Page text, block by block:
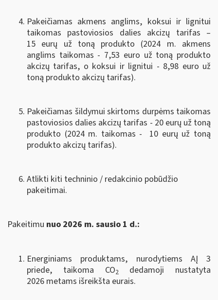
Pakeičiamas akmens anglims, koksui ir lignitui
taikomas pastoviosios dalies akcizų tarifas –
15 eurų už toną produkto (2024 m. akmens
anglims taikomas - 7,53 euro už toną produkto
akcizų tarifas, o koksui ir lignitui - 8,98 euro už
toną produkto akcizų tarifas).
Pakeičiamas šildymui skirtoms durpėms taikomas
pastoviosios dalies akcizų tarifas - 20 eurų už toną
produkto (2024 m. taikomas - 10 eurų už toną
produkto akcizų tarifas).
Atlikti kiti techninio / redakcinio pobūdžio
pakeitimai.
Pakeitimu nuo 2026 m. sausio 1 d.:
Energiniams produktams, nurodytiems AĮ 3
priede, taikoma CO2
dedamoji nustatyta
2026 metams išreikšta eurais.